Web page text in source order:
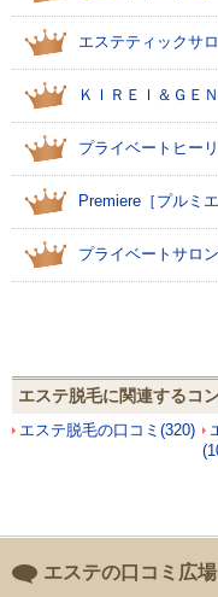
エステティックサ
ＫＩＲＥＩ＆ＧＥ
プライベートヒー
Premiere［プルミエ
プライベートサロ
エステ脱毛に関連するコ
エステ脱毛の口コミ(320)
エステの口コミ広